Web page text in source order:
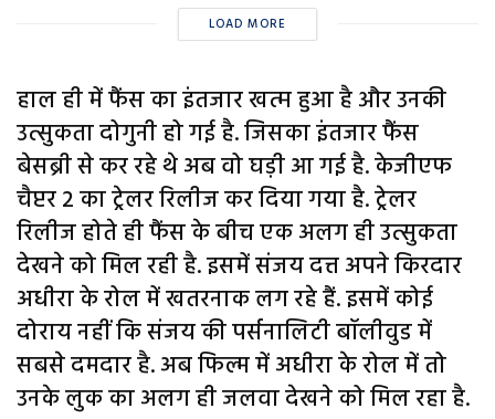
LOAD MORE
हाल ही में फैंस का इंतजार खत्म हुआ है और उनकी
उत्सुकता दोगुनी हो गई है. जिसका इंतजार फैंस
बेसब्री से कर रहे थे अब वो घड़ी आ गई है. केजीएफ
चैप्टर 2 का ट्रेलर रिलीज कर दिया गया है. ट्रेलर
रिलीज होते ही फैंस के बीच एक अलग ही उत्सुकता
देखने को मिल रही है. इसमें संजय दत्त अपने किरदार
अधीरा के रोल में खतरनाक लग रहे हैं. इसमें कोई
दोराय नहीं कि संजय की पर्सनालिटी बॉलीवुड में
सबसे दमदार है. अब फिल्म में अधीरा के रोल में तो
उनके लुक का अलग ही जलवा देखने को मिल रहा है.